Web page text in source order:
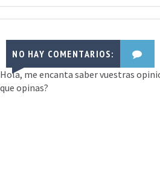
NO HAY COMENTARIOS:
Hola, me encanta saber vuestras
que opinas?